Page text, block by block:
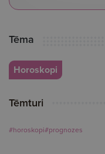
Tēma
Horoskopi
Tēmturi
#horoskopi#prognozes